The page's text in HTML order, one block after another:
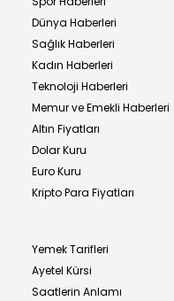
Dünya Haberleri
Sağlık Haberleri
Kadın Haberleri
Teknoloji Haberleri
Memur ve Emekli Haberleri
Altın Fiyatları
Dolar Kuru
Euro Kuru
Kripto Para Fiyatları
Yemek Tarifleri
Ayetel Kürsi
Saatlerin Anlamı